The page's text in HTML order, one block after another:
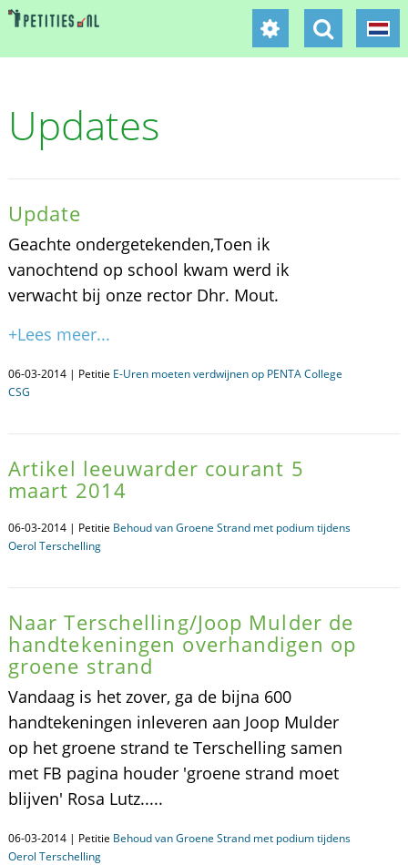
Updates
Update
Geachte ondergetekenden,Toen ik
vanochtend op school kwam werd ik
verwacht bij onze rector Dhr. Mout.
+Lees meer...
06-03-2014 | Petitie E-Uren moeten verdwijnen op PENTA College
CSG
Artikel leeuwarder courant 5
maart 2014
06-03-2014 | Petitie Behoud van Groene Strand met podium tijdens
Oerol Terschelling
Naar Terschelling/Joop Mulder de
handtekeningen overhandigen op
groene strand
Vandaag is het zover, ga de bijna 600
handtekeningen inleveren aan Joop Mulder
op het groene strand te Terschelling samen
met FB pagina houder 'groene strand moet
blijven' Rosa Lutz.....
06-03-2014 | Petitie Behoud van Groene Strand met podium tijdens
Oerol Terschelling